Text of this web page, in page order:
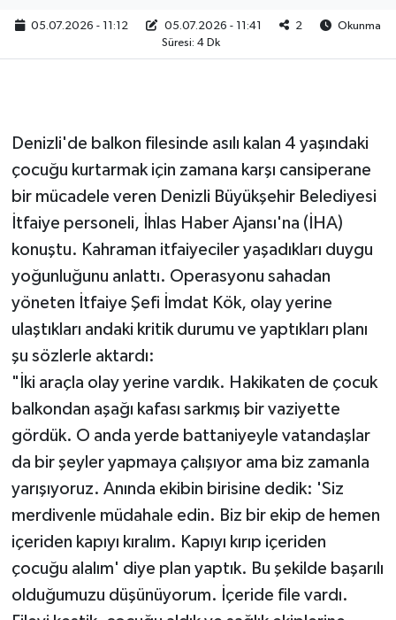
05.07.2026 - 11:12 05.07.2026 - 11:41 2
Okunma
Süresi: 4 Dk
Denizli'de balkon filesinde asılı kalan 4 yaşındaki
çocuğu kurtarmak için zamana karşı cansiperane
bir mücadele veren Denizli Büyükşehir Belediyesi
İtfaiye personeli, İhlas Haber Ajansı'na (İHA)
konuştu. Kahraman itfaiyeciler yaşadıkları duygu
yoğunluğunu anlattı. Operasyonu sahadan
yöneten İtfaiye Şefi İmdat Kök, olay yerine
ulaştıkları andaki kritik durumu ve yaptıkları planı
şu sözlerle aktardı:
"İki araçla olay yerine vardık. Hakikaten de çocuk
balkondan aşağı kafası sarkmış bir vaziyette
gördük. O anda yerde battaniyeyle vatandaşlar
da bir şeyler yapmaya çalışıyor ama biz zamanla
yarışıyoruz. Anında ekibin birisine dedik: 'Siz
merdivenle müdahale edin. Biz bir ekip de hemen
içeriden kapıyı kıralım. Kapıyı kırıp içeriden
çocuğu alalım' diye plan yaptık. Bu şekilde başarılı
olduğumuzu düşünüyorum. İçeride file vardı.